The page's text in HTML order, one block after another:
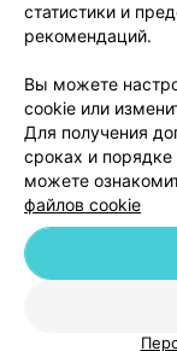
© 2026 ООО «Артокс
г. Минск,
статистики и
рекомендаций.
Вы можете
cookie или
Для получения
сроках и
можете
файлов cookie